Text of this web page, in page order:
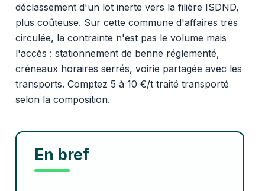
déclassement d'un lot inerte vers la filière ISDND,
plus coûteuse. Sur cette commune d'affaires très
circulée, la contrainte n'est pas le volume mais
l'accès : stationnement de benne réglementé,
créneaux horaires serrés, voirie partagée avec les
transports. Comptez 5 à 10 €/t traité transporté
selon la composition.
En bref